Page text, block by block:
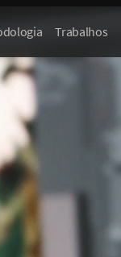
Trabalhos